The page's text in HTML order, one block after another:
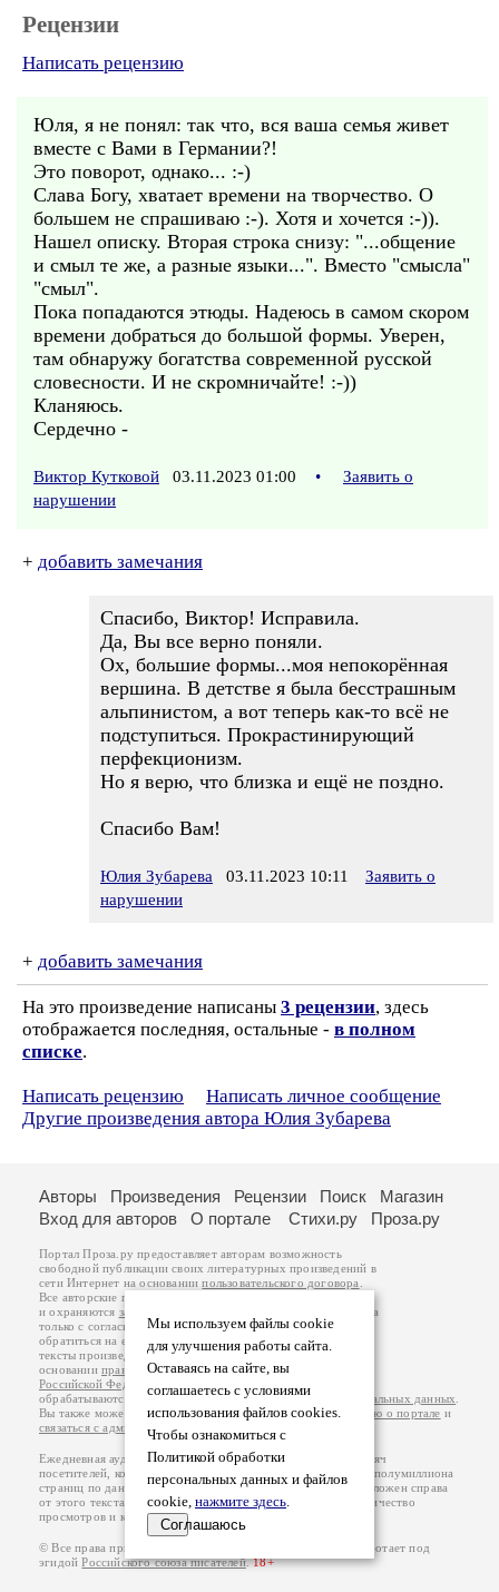
Рецензии
Написать рецензию
Юля, я не понял: так что, вся ваша семья живет
вместе с Вами в Германии?!
Это поворот, однако... :-)
Слава Богу, хватает времени на творчество. О
большем не спрашиваю :-). Хотя и хочется :-)).
Нашел описку. Вторая строка снизу: "...общение
и смыл те же, а разные языки...". Вместо "смысла"
"смыл".
Пока попадаются этюды. Надеюсь в самом скором
времени добраться до большой формы. Уверен,
там обнаружу богатства современной русской
словесности. И не скромничайте! :-))
Кланяюсь.
Сердечно -
Виктор Кутковой 03.11.2023 01:00 •
Заявить о
нарушении
+ добавить замечания
Спасибо, Виктор! Исправила.
Да, Вы все верно поняли.
Ох, большие формы...моя непокорённая
вершина. В детстве я была бесстрашным
альпинистом, а вот теперь как-то всё не
подступиться. Прокрастинирующий
перфекционизм.
Но я верю, что близка и ещё не поздно.
Спасибо Вам!
Юлия Зубарева 03.11.2023 10:11
Заявить о
нарушении
+ добавить замечания
На это произведение написаны 3 рецензии, здесь
отображается последняя, остальные - в полном
списке.
Написать рецензию
Написать личное сообщение
Другие произведения автора Юлия Зубарева
Мы используем файлы cookie
для улучшения работы сайта.
Оставаясь на сайте, вы
соглашаетесь с условиями
использования файлов cookies.
Чтобы ознакомиться с
Политикой обработки
персональных данных и файлов
cookie, нажмите здесь.
Соглашаюсь
Авторы Произведения Рецензии Поиск
Магазин
Вход для авторов
О портале Стихи.ру Проза.ру
Портал Проза.ру предоставляет авторам возможность
свободной публикации своих литературных произведений в
сети Интернет на основаниипользовательского договора
Все авторские права на произведения принадлежат авторам
и охраняются законом
. Перепечатка произведений возможна
только с согласия его автора, к которому вы можете
обратиться на его авторской странице. Ответственность за
тексты произведений авторы несут самостоятельно на
основанииправил публикацииизаконодательства
Российской Федерации
обрабатываются на основанииПолитики обработки персональных данных
Вы также можете посмотреть более подробнуюинформацию о портале и
связаться с администрацией
Ежедневная аудитория портала Проза.ру – порядка 100 тысяч
посетителей, которые в общей сумме просматривают более полумиллиона
страниц по данным счетчика посещаемости, который расположен справа
от этого текста. В каждой графе указано по две цифры: количество
просмотров и количество посетителей.
© Все права принадлежат авторам, 2000-2026. Портал работает под
эгидойРоссийского союза писателей.18+